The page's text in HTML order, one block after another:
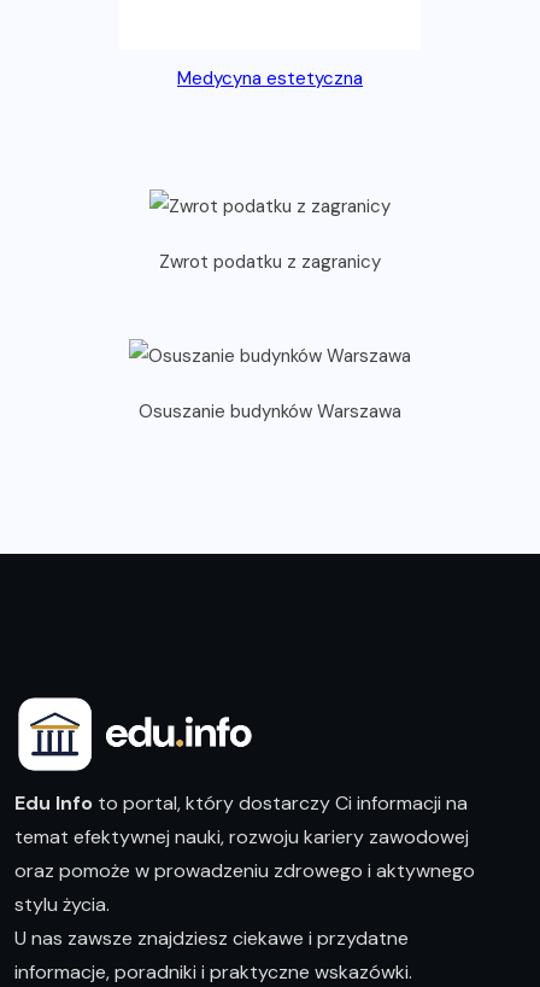
Medycyna estetyczna
Zwrot podatku z zagranicy
Osuszanie budynków Warszawa
Edu Info to portal, który dostarczy Ci informacji na
temat efektywnej nauki, rozwoju kariery zawodowej
oraz pomoże w prowadzeniu zdrowego i aktywnego
stylu życia.
U nas zawsze znajdziesz ciekawe i przydatne
informacje, poradniki i praktyczne wskazówki.